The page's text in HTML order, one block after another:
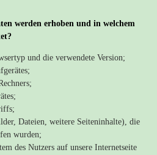
werden erhoben und in welchem
und die verwendete Version;
Dateien, weitere Seiteninhalte), die
wurden;
des Nutzers auf unsere Internetseite